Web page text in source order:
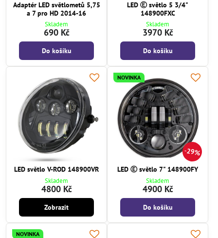
Adaptér LED světlometů 5,75
a 7 pro HD 2014-16
Skladem
690 Kč
Do košíku
LED Ⓔ světlo 5 3/4"
148900FXC
Skladem
3970 Kč
Do košíku
LED světlo V-ROD 148900VR
Skladem
4800 Kč
Zobrazit
29%
NOVINKA
LED Ⓔ světlo 7" 148900FY
Skladem
4900 Kč
Do košíku
NOVINKA